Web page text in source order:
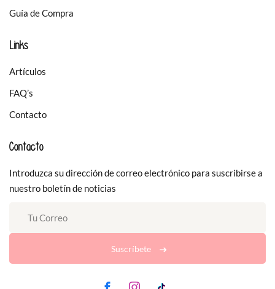
Guía de Compra
Links
Artículos
FAQ’s
Contacto
Contacto
Introduzca su dirección de correo electrónico para suscribirse a
nuestro boletín de noticias
Suscríbete